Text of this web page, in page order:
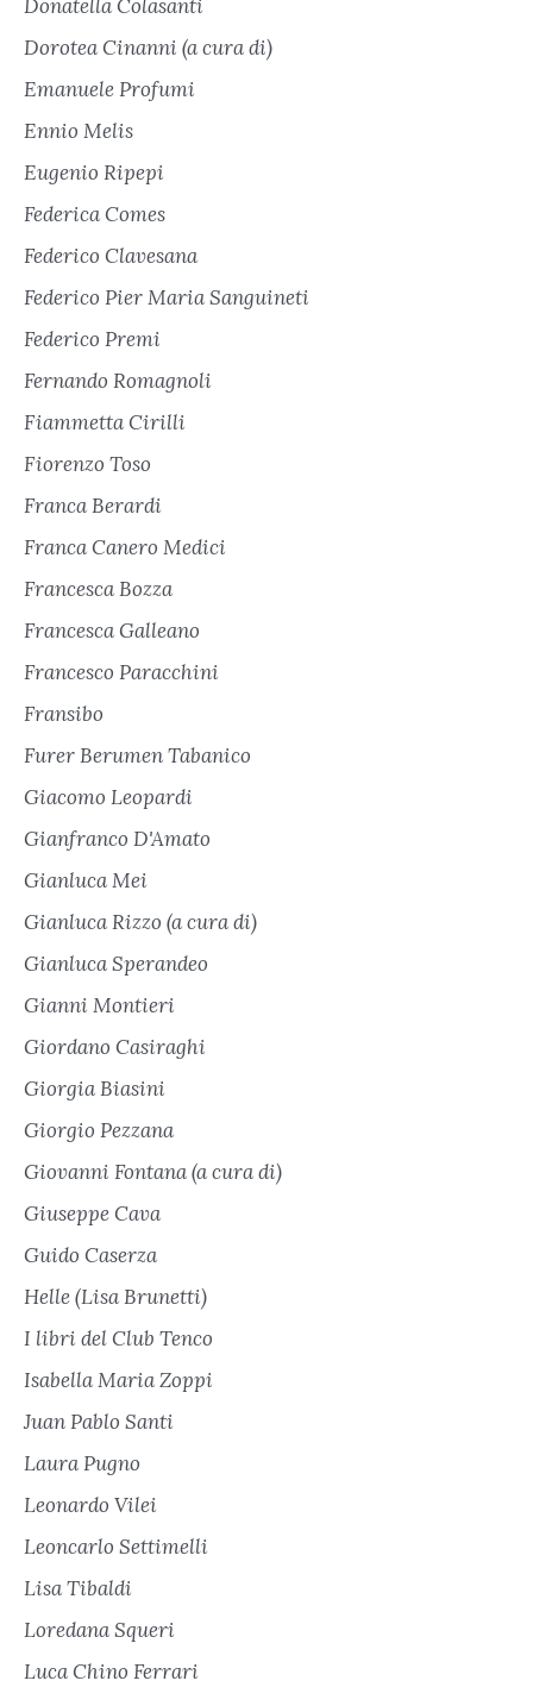
Donatella Colasanti
Dorotea Cinanni (a cura di)
Emanuele Profumi
Ennio Melis
Eugenio Ripepi
Federica Comes
Federico Clavesana
Federico Pier Maria Sanguineti
Federico Premi
Fernando Romagnoli
Fiammetta Cirilli
Fiorenzo Toso
Franca Berardi
Franca Canero Medici
Francesca Bozza
Francesca Galleano
Francesco Paracchini
Fransibo
Furer Berumen Tabanico
Giacomo Leopardi
Gianfranco D'Amato
Gianluca Mei
Gianluca Rizzo (a cura di)
Gianluca Sperandeo
Gianni Montieri
Giordano Casiraghi
Giorgia Biasini
Giorgio Pezzana
Giovanni Fontana (a cura di)
Giuseppe Cava
Guido Caserza
Helle (Lisa Brunetti)
I libri del Club Tenco
Isabella Maria Zoppi
Juan Pablo Santi
Laura Pugno
Leonardo Vilei
Leoncarlo Settimelli
Lisa Tibaldi
Loredana Squeri
Luca Chino Ferrari